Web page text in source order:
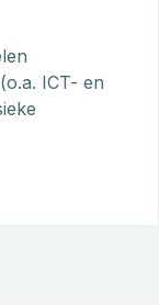
ICT- en